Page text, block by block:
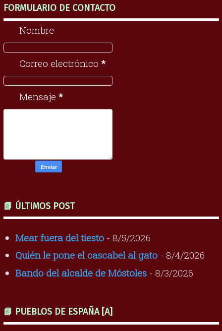
FORMULARIO DE CONTACTO
Nombre
Correo electrónico *
Mensaje *
📗 ÚLTIMOS POST
Mear fuera del tiesto- 8/5/2026
Quién le pone el cascabel al gato- 8/4/2026
Bando del alcalde de Móstoles- 8/3/2026
📗 PUEBLOS DE ESPAÑA [A]